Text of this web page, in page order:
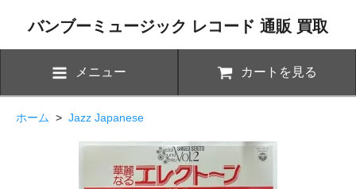
バンブーミュージック レコード 通販 買取
メニュー カートを見る
ホーム > Jazz Japanese